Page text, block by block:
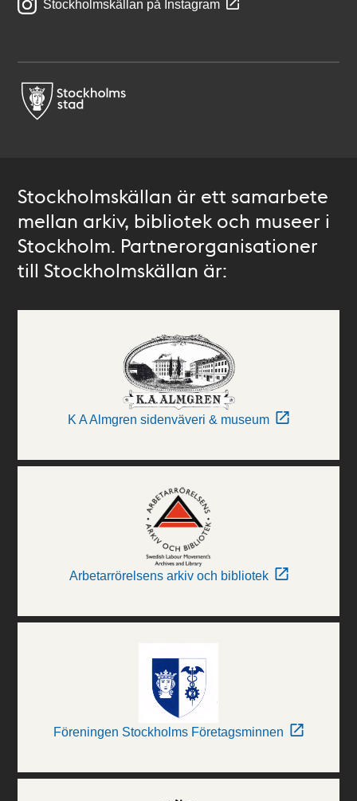
Stockholmskällan på Instagram
Stockholmskällan är ett samarbete
mellan arkiv, bibliotek och museer i
Stockholm. Partnerorganisationer
till Stockholmskällan är:
K A Almgren sidenväveri & museum
Arbetarrörelsens arkiv och bibliotek
Föreningen Stockholms Företagsminnen